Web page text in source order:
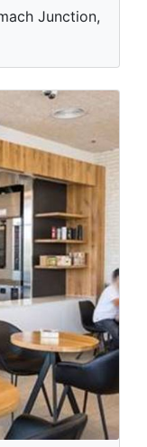
Junction,